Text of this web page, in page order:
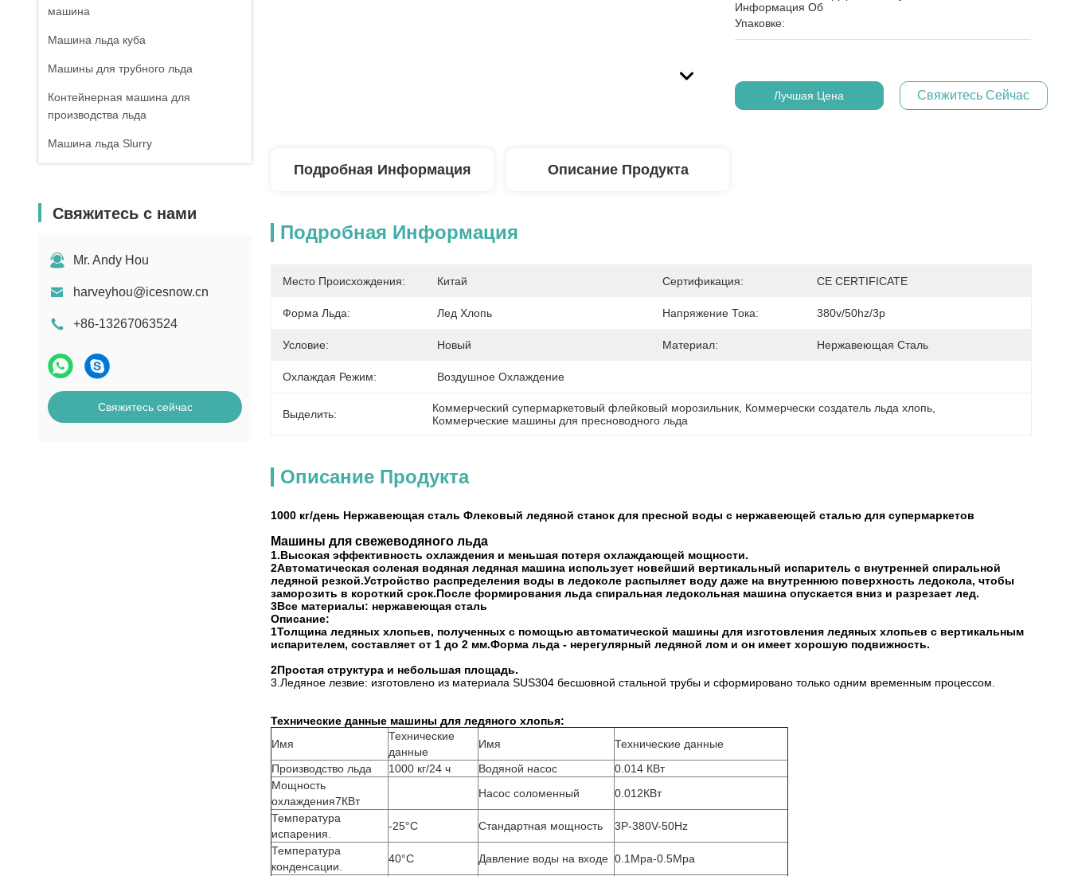
машина
Машина льда куба
Машины для трубного льда
Контейнерная машина для
производства льда
Машина льда Slurry
Свяжитесь с нами
Mr. Andy Hou
harveyhou@icesnow.cn
+86-13267063524
Свяжитесь сейчас
Информация Об
Упаковке:
Лучшая Цена Свяжитесь Сейчас
Подробная Информация Описание Продукта
Подробная Информация
Место Происхождения: Китай Сертификация: CE CERTIFICATE
Форма Льда: Лед Хлопь Напряжение Тока: 380v/50hz/3p
Условие: Новый Материал: Нержавеющая Сталь
Охлаждая Режим: Воздушное Охлаждение
Выделить: Коммерческий супермаркетовый флейковый морозильник Коммерчески создатель льда хлопь
Коммерческие машины для пресноводного льда
Описание Продукта
1000 кг/день Нержавеющая сталь Флековый ледяной станок для пресной воды с нержавеющей сталью для супермаркетов
Машины для свежеводяного льда
1.Высокая эффективность охлаждения и меньшая потеря охлаждающей мощности.
2Автоматическая соленая водяная ледяная машина использует новейший вертикальный испаритель с внутренней спиральной
ледяной резкой.Устройство распределения воды в ледоколе распыляет воду даже на внутреннюю поверхность ледокола, чтобы
заморозить в короткий срок.После формирования льда спиральная ледокольная машина опускается вниз и разрезает лед.
3Все материалы: нержавеющая сталь
Описание:
1Толщина ледяных хлопьев, полученных с помощью автоматической машины для изготовления ледяных хлопьев с вертикальным
испарителем, составляет от 1 до 2 мм.Форма льда - нерегулярный ледяной лом и он имеет хорошую подвижность.
2Простая структура и небольшая площадь.
3. Ледяное лезвие: изготовлено из материала SUS304 бесшовной стальной трубы и сформировано только одним временным процессом.
Технические данные машины для ледяного хлопья:
Имя
Технические
данные
Имя
Технические данные
Производство льда
1000 кг/24 ч Водяной насос
0.014 КВт
Мощность
охлаждения7КВт
Насос соломенный
0.012КВт
Температура
испарения.
-25°С Стандартная мощность
3P-380V-50Hz
Температура
конденсации.
40°C Давление воды на входе 0.1Mpa-0.5Mpa